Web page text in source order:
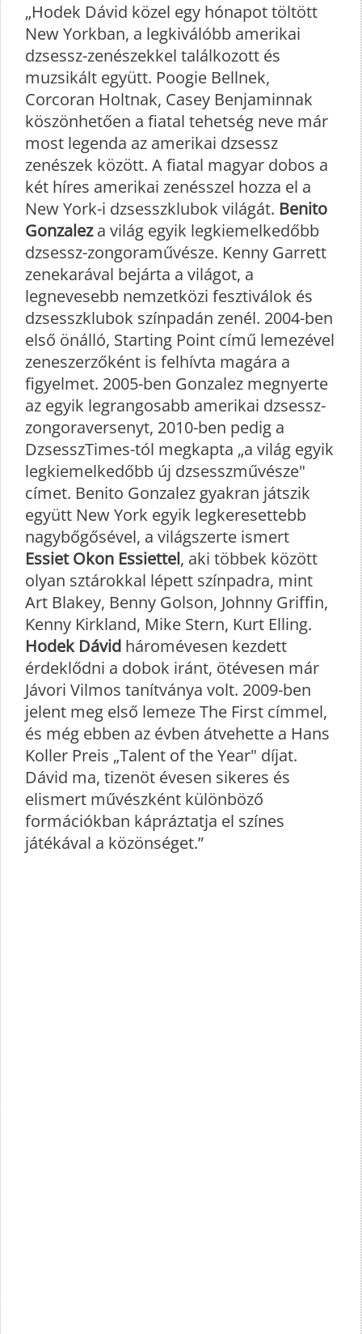
„Hodek Dávid közel egy hónapot töltött
New Yorkban, a legkiválóbb amerikai
dzsessz-zenészekkel találkozott és
muzsikált együtt. Poogie Bellnek,
Corcoran Holtnak, Casey Benjaminnak
köszönhetően a fiatal tehetség neve már
most legenda az amerikai dzsessz
zenészek között. A fiatal magyar dobos a
két híres amerikai zenésszel hozza el a
New York-i dzsesszklubok világát. Benito
Gonzaleza világ egyik legkiemelkedőbb
dzsessz-zongoraművésze. Kenny Garrett
zenekarával bejárta a világot, a
legnevesebb nemzetközi fesztiválok és
dzsesszklubok színpadán zenél. 2004-ben
első önálló, Starting Point című lemezével
zeneszerzőként is felhívta magára a
figyelmet. 2005-ben Gonzalez megnyerte
az egyik legrangosabb amerikai dzsessz-
zongoraversenyt, 2010-ben pedig a
DzsesszTimes-tól megkapta „a világ egyik
legkiemelkedőbb új dzsesszművésze"
címet. Benito Gonzalez gyakran játszik
együtt New York egyik legkeresettebb
nagybőgősével, a világszerte ismert
Essiet Okon Essiettel, aki többek között
olyan sztárokkal lépett színpadra, mint
Art Blakey, Benny Golson, Johnny Griffin,
Kenny Kirkland, Mike Stern, Kurt Elling.
Hodek Dávid háromévesen kezdett
érdeklődni a dobok iránt, ötévesen már
Jávori Vilmos tanítványa volt. 2009-ben
jelent meg első lemeze The First címmel,
és még ebben az évben átvehette a Hans
Koller Preis „Talent of the Year" díjat.
Dávid ma, tizenöt évesen sikeres és
elismert művészként különböző
formációkban kápráztatja el színes
játékával a közönséget.”